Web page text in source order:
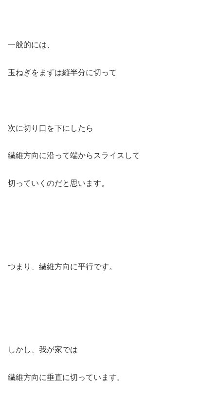
一般的には、
玉ねぎをまずは縦半分に切って
次に切り口を下にしたら
繊維方向に沿って端からスライスして
切っていくのだと思います。
つまり、繊維方向に平行です。
しかし、我が家では
繊維方向に垂直に切っています。